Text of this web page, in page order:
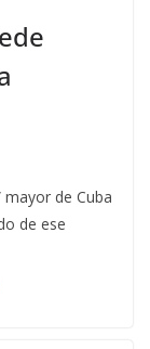
mayor de Cuba
de ese